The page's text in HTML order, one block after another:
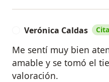
Verónica Caldas
Me sentí muy bien
amable y se tomó el
valoración.